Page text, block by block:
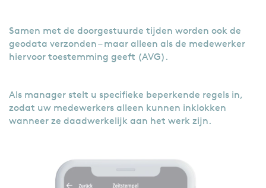
Samen met de doorgestuurde tijden worden ook de
geodata verzonden – maar alleen als de medewerker
hiervoor toestemming geeft (AVG).
Als manager stelt u specifieke beperkende regels in,
zodat uw medewerkers alleen kunnen inklokken
wanneer ze daadwerkelijk aan het werk zijn.